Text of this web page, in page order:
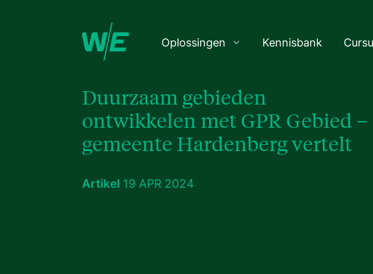
Oplossingen Kennisbank
Duurzaam gebieden
ontwikkelen met GPR Gebied –
gemeente Hardenberg vertelt
Artikel 19 APR 2024